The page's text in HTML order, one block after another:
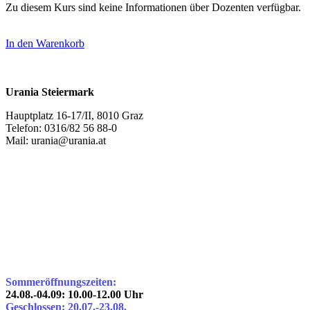
Zu diesem Kurs sind keine Informationen über Dozenten verfügbar.
In den Warenkorb
Urania Steiermark
Hauptplatz 16-17/II, 8010 Graz
Telefon: 0316/82 56 88-0
Mail: urania@urania.at
Sommeröffnungszeiten:
24.08.-04.09: 10.00-12.00 Uhr
Geschlossen: 20.07.-23.08.